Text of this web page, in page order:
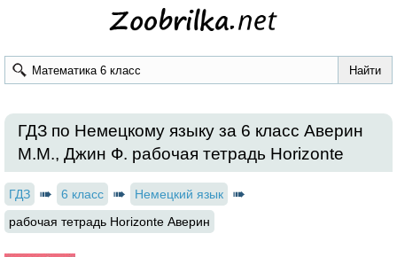
ГДЗ по Немецкому языку за 6 класс Аверин
М.М., Джин Ф. рабочая тетрадь Horizonte
ГДЗ 6 класс
Немецкий язык
рабочая тетрадь Horizonte Аверин